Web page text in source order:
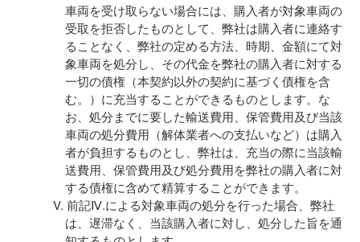
車両を受け取らない場合には、購入者が対象車両の
受取を拒否したものとして、弊社は購入者に連絡す
ることなく、弊社の定める方法、時期、金額にて対
象車両を処分し、その代金を弊社の購入者に対する
一切の債権（本契約以外の契約に基づく債権を含
む。）に充当することができるものとします。な
お、処分までに要した輸送費用、保管費用及び当該
車両の処分費用（解体業者への支払いなど）は購入
者が負担するものとし、弊社は、充当の際に当該輸
送費用、保管費用及び処分費用を弊社の購入者に対
する債権に含めて精算することができます。
前記Ⅳ.による対象車両の処分を行った場合、弊社
は、遅滞なく、当該購入者に対し、処分した旨を通